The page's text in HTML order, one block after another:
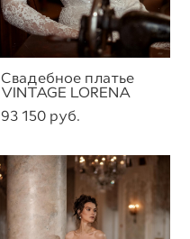
Свадебное платье
VINTAGE LORENA
93 150 pуб.